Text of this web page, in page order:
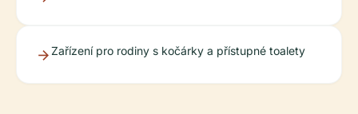
Zařízení pro rodiny s kočárky a přístupné toalety